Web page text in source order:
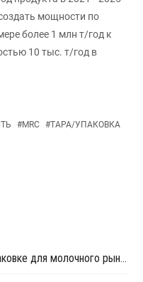
мощности по
более 1 млн т/год к
10 тыс. т/год в
#MRC #ТАРА/УПАКОВКА
NEOPOLIS усиливает позиции в упаковке для молочного рынка